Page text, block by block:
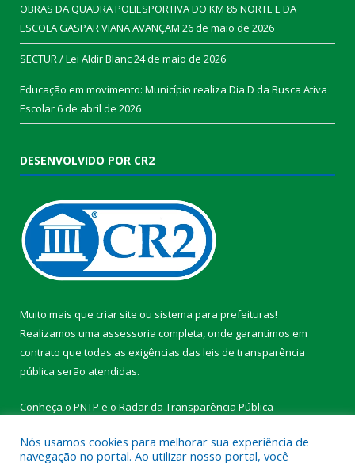
OBRAS DA QUADRA POLIESPORTIVA DO KM 85 NORTE E DA
ESCOLA GASPAR VIANA AVANÇAM 26 de maio de 2026
SECTUR / Lei Aldir Blanc24 de maio de 2026
Educação em movimento: Município realiza Dia D da Busca Ativa
Escolar6 de abril de 2026
DESENVOLVIDO POR CR2
Muito mais que criar site ou sistema para prefeituras!
Realizamos uma assessoria completa, onde garantimos em
contrato que todas as exigências das leis de transparência
pública serão atendidas.
Conheça o PNTP e o Radar da Transparência Pública
Nós usamos cookies para melhorar sua experiência de
navegação no portal. Ao utilizar nosso portal, você